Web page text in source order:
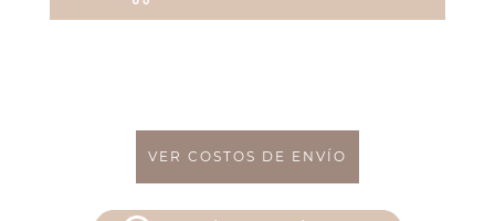
VER COSTOS DE ENVÍO